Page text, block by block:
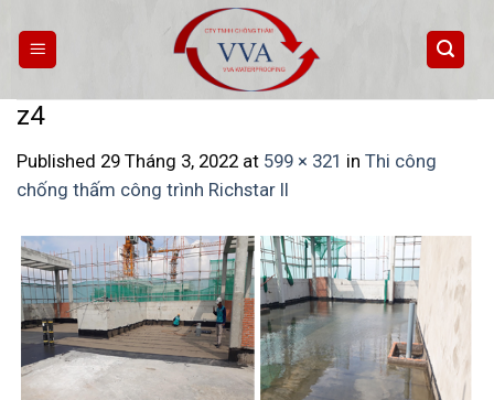
content
z4
Published 29 Tháng 3, 2022 at 599 × 321 in Thi công
chống thấm công trình Richstar II